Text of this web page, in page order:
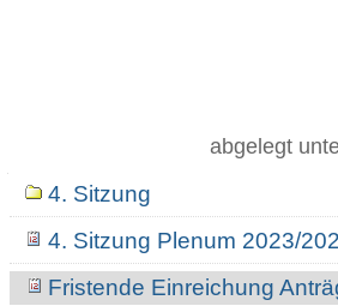
abgelegt
Navigation4. Sitzung
4. Sitzung Plenum 2023/
Fristende Einreichung